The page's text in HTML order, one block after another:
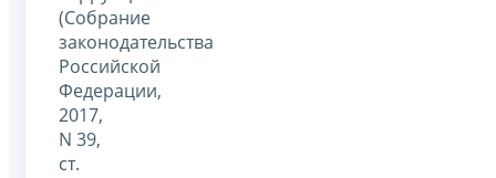
(Собрание
законодательства
Российской
Федерации,
2017,
N 39,
ст.